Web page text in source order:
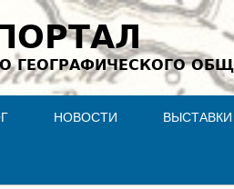
to navigation
ГЕОГРАФИЧЕСКОГО
НОВОСТИ ВЫСТАВКИ